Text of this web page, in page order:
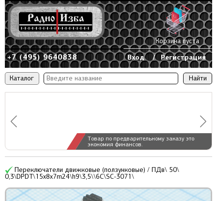
Каталог
Товар по предварительному заказу это
экономия финансов.
+7 (495) 9640838 Вход / Регистрация
Корзина пуста
Переключатели движковые (ползунковые) / ПДв\ 50\
0,3\DPDT\15x8x7m24\h9\3,5\\6C\SC-3071\